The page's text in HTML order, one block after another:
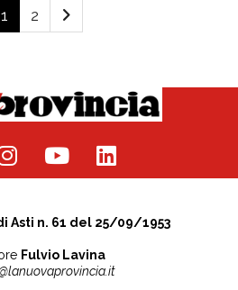
1 2
Asti n. 61 del 25/09/1953
Fulvio Lavina